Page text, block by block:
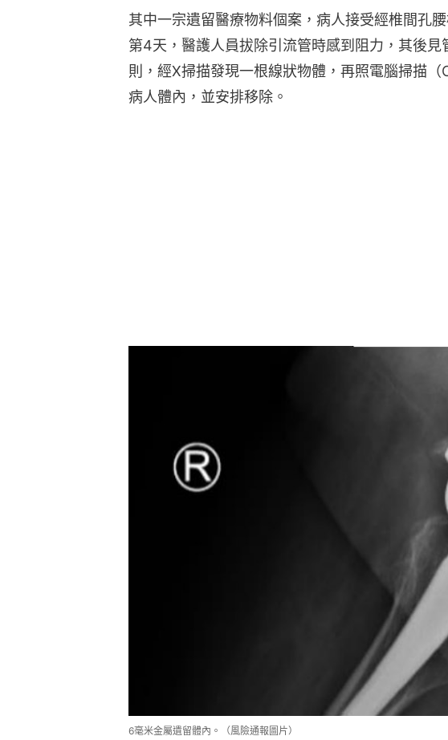
其中一宗遺留醫療物料個案，病人接受經椎間孔
第4天，醫護人員拔除引流管時感到阻力，其後見
則，經X掃描發現一根線狀物體，再照電腦掃描
病人體內，並安排移除。
6毫米金屬遺留體內。（風險通報圖片）